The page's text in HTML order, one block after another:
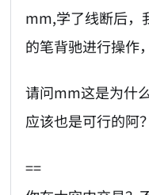
mm,学了线断后，
的笔背驰进行操作
请问mm这是为什
应该也是可行的阿？
==